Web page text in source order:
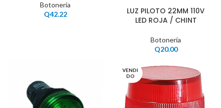
Botonería
Q42.22
LUZ PILOTO 22MM 110V
LED ROJA / CHINT
Botonería
Q20.00
VENDI
DO